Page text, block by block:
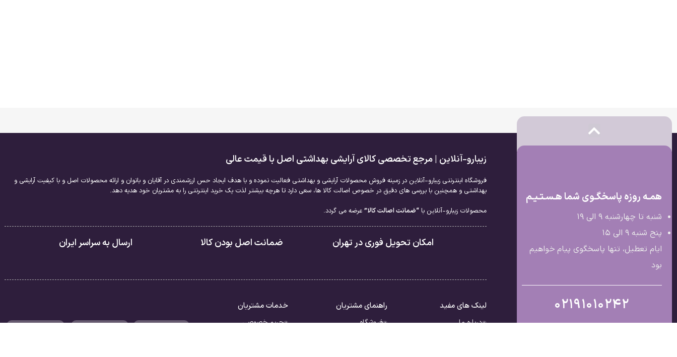
همـه روزه پاسخگـوی شما هـسـتـیـم
شنبه تا چهارشنبه 9 الی ۱۹
پنج شنبه 9 الی ۱۵
ایام تعطیل، تنها پاسخگوی پیام خواهیم
بود
02191010242
زیبارو-آنلاین | مرجع تخصصی کالای آرایشی بهداشتی اصل با قیمت عالی
فروشگاه اینترنتی زیبارو-آنلاین در زمینه فروش محصولات آرایشی و بهداشتی فعالیت نموده و با هدف ایجاد حس ارزشمندی در آقایان و بانوان و ارائه محصولات اصل و با کیفیت آرایشی و
بهداشتی و همچنین با بررسی های دقیق در خصوص اصالت کالا ها، سعی دارد تا هرچه بیشتر لذت یک خرید اینترنتی را به مشتریان خود هدیه دهد.
محصولات زیبارو-آنلاین با“ضمانت اصالت کالا” عرضه می گردد.
امکان تحویل فوری در تهران ضمانت اصل بودن کالا ارسال به سراسر ایران
لینک های مفید
درباره ما
راهنمای مشتریان
فروشگاه
خدمات مشتریان
حریم خصوصی